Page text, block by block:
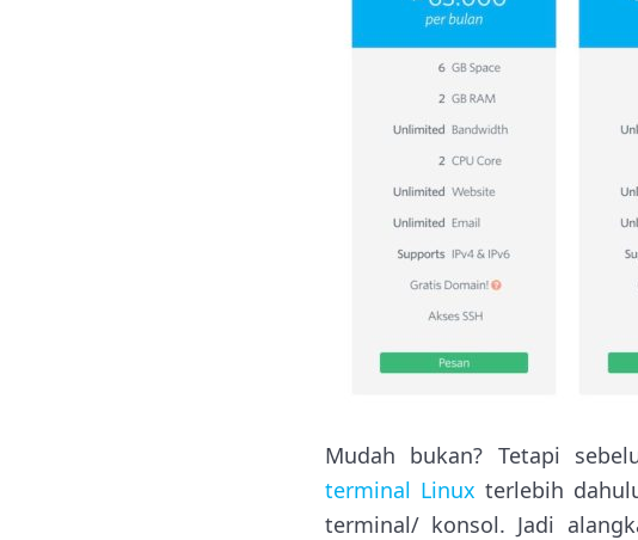
Mudah bukan? Tetapi
terminal Linux terlebih
terminal/ konsol. Jadi